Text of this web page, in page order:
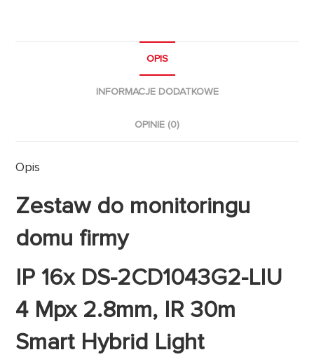
OPIS
INFORMACJE DODATKOWE
OPINIE (0)
Opis
Zestaw do monitoringu
domu firmy
IP 16x DS-2CD1043G2-LIU
4 Mpx 2.8mm, IR 30m
Smart Hybrid Light